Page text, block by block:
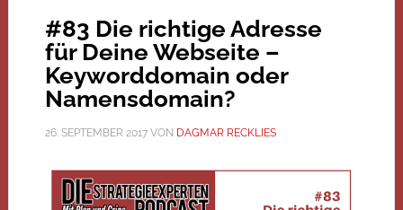
#83 Die richtige Adresse
für Deine Webseite –
Keyworddomain oder
Namensdomain?
26. SEPTEMBER 2017VON DAGMAR RECKLIES